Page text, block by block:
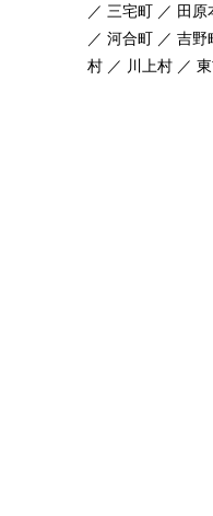
／ 三宅町 ／ 田
／ 河合町 ／ 吉
村 ／ 川上村 ／